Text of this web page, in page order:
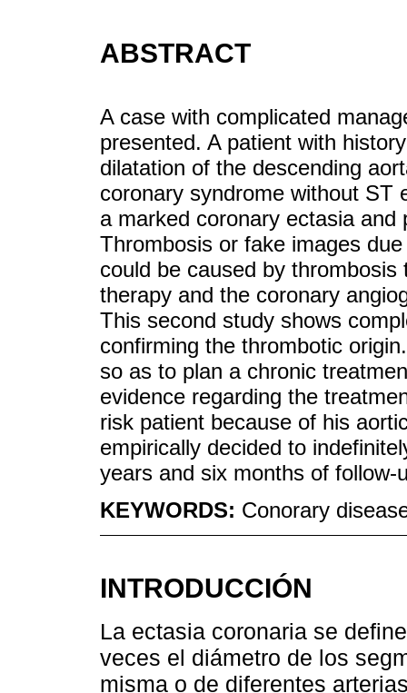
ABSTRACT
A case with complicated
presented. A patient with
dilatation of the descending
coronary syndrome without ST
a marked coronary ectasia
Thrombosis or fake images
could be caused by
therapy and the coronary
This second study shows
confirming the thrombotic
so as to plan a chronic
evidence regarding the
risk patient because of his
empirically decided to
years and six months of
KEYWORDS: Conorary
INTRODUCCIÓN
La ectasia coronaria se
veces el diámetro de los
misma o de diferentes